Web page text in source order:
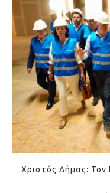
Χριστός Δήμας: Τον